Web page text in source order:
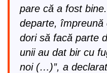
pare că a fost
departe, împreună
dori să facă parte
unii au dat bir cu
noi (…)”, a